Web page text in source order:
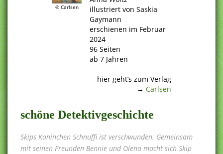
© Carlsen
illustriert von Saskia
Gaymann
erschienen im Februar
2024
96 Seiten
ab 7 Jahren
hier geht’s zum Verlag
→ Carlsen
schöne Detektivgeschichte
Skips Kaninchen Schnuffi ist verschwunden. Gemeinsam
mit seinen Freunden Bennie und Olena macht sich Skip